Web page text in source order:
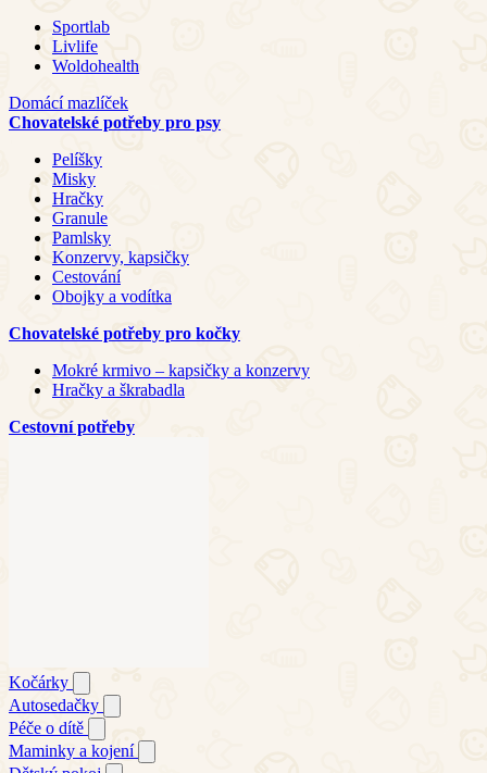
Sportlab
Livlife
Woldohealth
Domácí mazlíček
Chovatelské potřeby pro psy
Pelíšky
Misky
Hračky
Granule
Pamlsky
Konzervy, kapsičky
Cestování
Obojky a vodítka
Chovatelské potřeby pro kočky
Mokré krmivo – kapsičky a konzervy
Hračky a škrabadla
Cestovní potřeby
Kočárky
Autosedačky
Péče o dítě
Maminky a kojení